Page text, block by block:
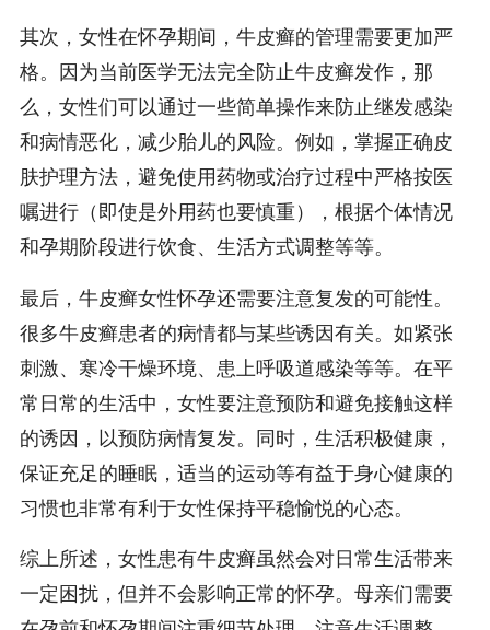
其次，女性在怀孕期间，牛皮癣的管理需要更加严
格。因为当前医学无法完全防止牛皮癣发作，那
么，女性们可以通过一些简单操作来防止继发感染
和病情恶化，减少胎儿的风险。例如，掌握正确皮
肤护理方法，避免使用药物或治疗过程中严格按医
嘱进行（即使是外用药也要慎重），根据个体情况
和孕期阶段进行饮食、生活方式调整等等。
最后，牛皮癣女性怀孕还需要注意复发的可能性。
很多牛皮癣患者的病情都与某些诱因有关。如紧张
刺激、寒冷干燥环境、患上呼吸道感染等等。在平
常日常的生活中，女性要注意预防和避免接触这样
的诱因，以预防病情复发。同时，生活积极健康，
保证充足的睡眠，适当的运动等有益于身心健康的
习惯也非常有利于女性保持平稳愉悦的心态。
综上所述，女性患有牛皮癣虽然会对日常生活带来
一定困扰，但并不会影响正常的怀孕。母亲们需要